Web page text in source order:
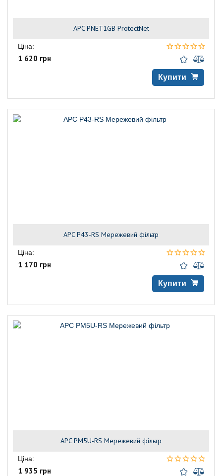
APC PNET1GB ProtectNet
Ціна:
1 620 грн
Купити
APC P43-RS Мережевий фільтр
Ціна:
1 170 грн
Купити
APC PM5U-RS Мережевий фільтр
Ціна:
1 935 грн